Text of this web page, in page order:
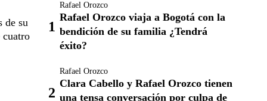
de su
cuatro
Rafael Orozco
Rafael Orozco viaja a Bogotá con la
bendición de su familia ¿Tendrá
éxito?
Rafael Orozco
Clara Cabello y Rafael Orozco tienen
una tensa conversación por culpa de